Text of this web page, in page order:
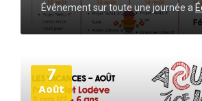
Événement sur toute une journée a
7
Août
d'informations